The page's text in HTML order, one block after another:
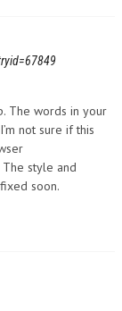
The words in your
not sure if this
style and
soon.